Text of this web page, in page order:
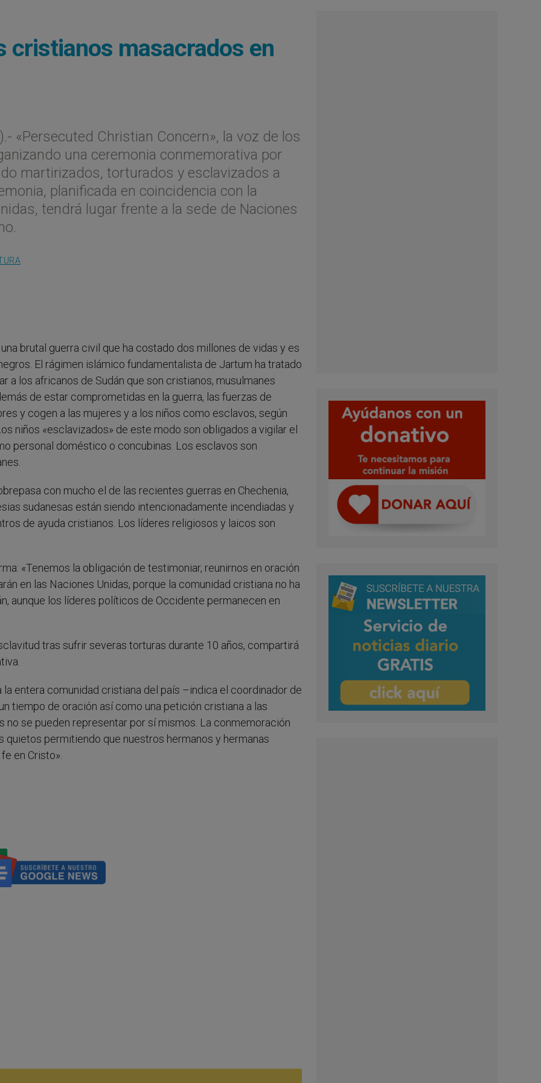
cristianos masacrados en
«Persecuted Christian Concern», la voz de los
una ceremonia conmemorativa por
martirizados, torturados y esclavizados a
planificada en coincidencia con la
tendrá lugar frente a la sede de Naciones
brutal guerra civil que ha costado dos millones de vidas y es
El rágimen islámico fundamentalista de Jartum ha tratado
a los africanos de Sudán que son cristianos, musulmanes
de estar comprometidas en la guerra, las fuerzas de
y cogen a las mujeres y a los niños como esclavos, según
niños «esclavizados» de este modo son obligados a vigilar el
personal doméstico o concubinas. Los esclavos son
con mucho el de las recientes guerras en Chechenia,
sudanesas están siendo intencionadamente incendiadas y
de ayuda cristianos. Los líderes religiosos y laicos son
«Tenemos la obligación de testimoniar, reunirnos en oración
en las Naciones Unidas, porque la comunidad cristiana no ha
aunque los líderes políticos de Occidente permanecen en
tras sufrir severas torturas durante 10 años, compartirá
entera comunidad cristiana del país –indica el coordinador de
tiempo de oración así como una petición cristiana a las
no se pueden representar por sí mismos. La conmemoración
permitiendo que nuestros hermanos y hermanas
en Cristo».